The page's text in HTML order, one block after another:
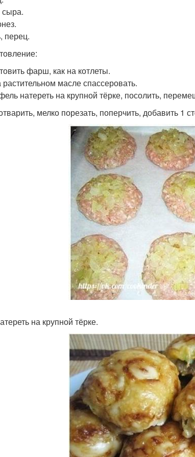
сыра.
перец.
фарш, как на котлеты.
растительном масле спассеровать.
натереть на крупной тёрке, посолить,
мелко порезать, поперчить, добавить 1
на крупной тёрке.